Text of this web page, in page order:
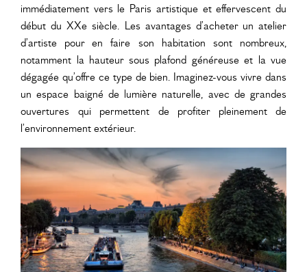
immédiatement vers le Paris artistique et effervescent du
début du XXe siècle. Les avantages d’acheter un atelier
d’artiste pour en faire son habitation sont nombreux,
notamment la hauteur sous plafond généreuse et la vue
dégagée qu’offre ce type de bien. Imaginez-vous vivre dans
un espace baigné de lumière naturelle, avec de grandes
ouvertures qui permettent de profiter pleinement de
l’environnement extérieur.